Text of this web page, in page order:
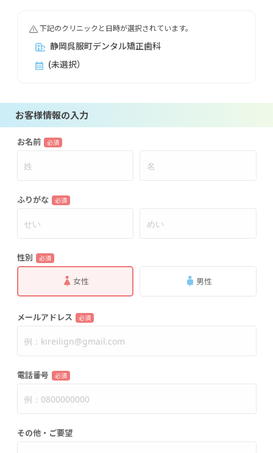
下記のクリニックと日時が選択されています。
静岡呉服町デンタル矯正歯科
(未選択）
お客様情報の入力
お名前 必須
ふりがな 必須
性別 必須
女性 男性
メールアドレス 必須
電話番号 必須
その他・ご要望